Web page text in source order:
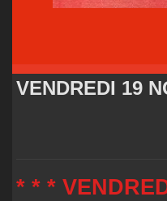
VENDREDI 19
* * *